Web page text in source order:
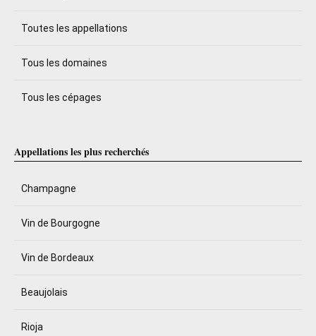
Toutes les appellations
Tous les domaines
Tous les cépages
Appellations les plus recherchés
Champagne
Vin de Bourgogne
Vin de Bordeaux
Beaujolais
Rioja